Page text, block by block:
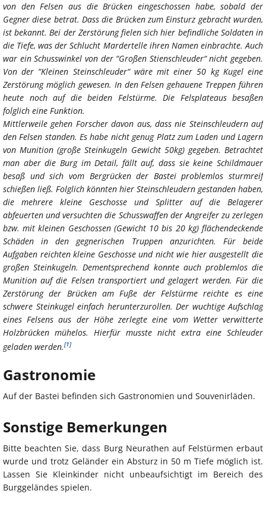
von den Felsen aus die Brücken eingeschossen habe, sobald der
Gegner diese betrat. Dass die Brücken zum Einsturz gebracht wurden,
ist bekannt. Bei der Zerstörung fielen sich hier befindliche Soldaten in
die Tiefe, was der Schlucht Mardertelle ihren Namen einbrachte. Auch
war ein Schusswinkel von der “Großen Stienschleuder“ nicht gegeben.
Von der “Kleinen Steinschleuder“ wäre mit einer 50 kg Kugel eine
Zerstörung möglich gewesen. In den Felsen gehauene Treppen führen
heute noch auf die beiden Felstürme. Die Felsplateaus besaßen
folglich eine Funktion.
Mittlerweile gehen Forscher davon aus, dass nie Steinschleudern auf
den Felsen standen. Es habe nicht genug Platz zum Laden und Lagern
von Munition (große Steinkugeln Gewicht 50kg) gegeben. Betrachtet
man aber die Burg im Detail, fällt auf, dass sie keine Schildmauer
besaß und sich vom Bergrücken der Bastei problemlos sturmreif
schießen ließ. Folglich könnten hier Steinschleudern gestanden haben,
die mehrere kleine Geschosse und Splitter auf die Belagerer
abfeuerten und versuchten die Schusswaffen der Angreifer zu zerlegen
bzw. mit kleinen Geschossen (Gewicht 10 bis 20 kg) flächendeckende
Schäden in den gegnerischen Truppen anzurichten. Für beide
Aufgaben reichten kleine Geschosse und nicht wie hier ausgestellt die
großen Steinkugeln. Dementsprechend konnte auch problemlos die
Munition auf die Felsen transportiert und gelagert werden. Für die
Zerstörung der Brücken am Fuße der Felstürme reichte es eine
schwere Steinkugel einfach herunterzurollen. Der wuchtige Aufschlag
eines Felsens aus der Höhe zerlegte eine vom Wetter verwitterte
Holzbrücken mühelos. Hierfür musste nicht extra eine Schleuder
geladen werden.[1]
Gastronomie
Auf der Bastei befinden sich Gastronomien und Souvenirläden.
Sonstige Bemerkungen
Bitte beachten Sie, dass Burg Neurathen auf Felstürmen erbaut
wurde und trotz Geländer ein Absturz in 50 m Tiefe möglich ist.
Lassen Sie Kleinkinder nicht unbeaufsichtigt im Bereich des
Burggeländes spielen.